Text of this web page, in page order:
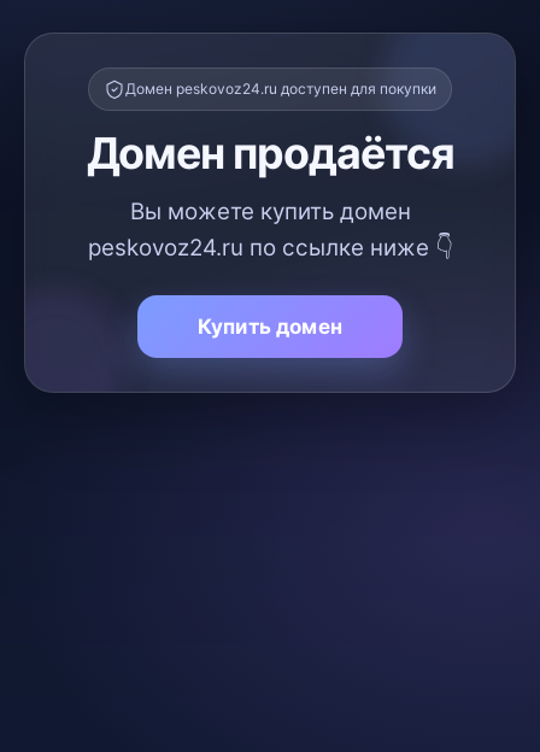
Домен peskovoz24.ru доступен для покупки
Домен продаётся
Вы можете купить домен
peskovoz24.ru по ссылке ниже 👇
Купить домен